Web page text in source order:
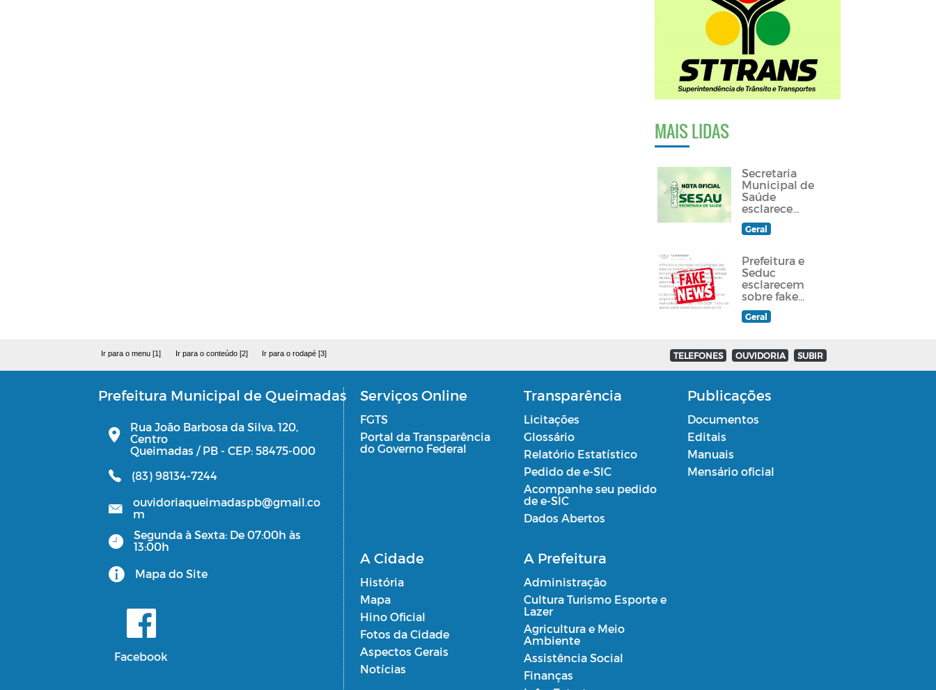
MAIS LIDAS
Secretaria
Municipal de
Saúde
esclarece
sobre
atendimento a
queimadense
Geral
Prefeitura e
Seduc
esclarecem
sobre fake
news
divulgada em
redes sociais
Geral
Ir para o menu [1] Ir para o conteúdo [2] Ir para o rodapé [3] TELEFONES OUVIDORIA SUBIR
Prefeitura Municipal de Queimadas
Rua João Barbosa da Silva, 120,
Centro
Queimadas / PB - CEP: 58475-000
(83) 98134-7244
ouvidoriaqueimadaspb@gmail.co
m
Segunda à Sexta: De 07:00h às
13:00h
Mapa do Site
Facebook
Serviços Online
FGTS
Portal da Transparência
do Governo Federal
Transparência
Licitações
Glossário
Relatório Estatístico
Pedido de e-SIC
Acompanhe seu pedido
de e-SIC
Dados Abertos
Publicações
Documentos
Editais
Manuais
Mensário oficial
A Cidade
História
Mapa
Hino Oficial
Fotos da Cidade
Aspectos Gerais
Notícias
A Prefeitura
Administração
Cultura Turismo Esporte e
Lazer
Agricultura e Meio
Ambiente
Assistência Social
Finanças